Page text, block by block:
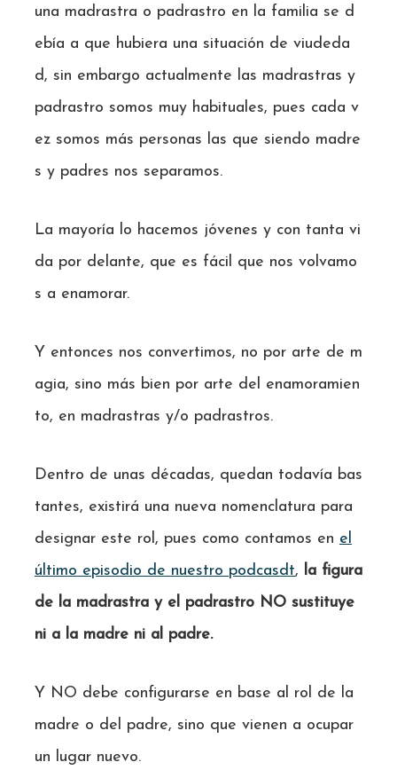
una madrastra o padrastro en la familia se d
ebía a que hubiera una situación de viudeda
d, sin embargo actualmente las madrastras y
padrastro somos muy habituales, pues cada v
ez somos más personas las que siendo madre
s y padres nos separamos.
La mayoría lo hacemos jóvenes y con tanta vi
da por delante, que es fácil que nos volvamo
s a enamorar.
Y entonces nos convertimos, no por arte de m
agia, sino más bien por arte del enamoramien
to, en madrastras y/o padrastros.
Dentro de unas décadas, quedan todavía bas
tantes, existirá una nueva nomenclatura para
designar este rol, pues como contamos en el
último episodio de nuestro podcasdt, la figura
de la madrastra y el padrastro NO sustituye
ni a la madre ni al padre.
Y NO debe configurarse en base al rol de la
madre o del padre, sino que vienen a ocupar
un lugar nuevo.